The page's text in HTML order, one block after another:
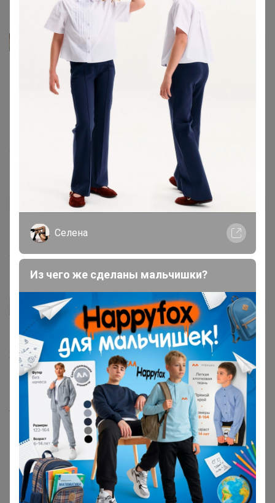
МэриЭл Автор уже получил заказ!
А мне к сожалению ваще не понравился...на свой верх
52 низ 54 заказывала xl, майка почти в обтяг, штаны не
присесть, а если после стирки еще и подсядут 🙈 ( про
стирку не увидела)....а по цвету муж сказал будто не
одну стирку пережил🙊
Zetka2504 Автор уже получил заказ!
Костюмчик понравился!
29 июля, 2024 17:16
jenya82 Автор уже получил заказ!
Классный костюм, приятный к телу☺
25 июля, 2024 12:50
Happy Baby
размер L
‌На ОГ на бюстгальтеру 92 см, ОБ 104 см ,
‌Рост 160 см, на более статную девушку брюки будут
как 7/8
Селена
Из чего же сделаны мальчишки?